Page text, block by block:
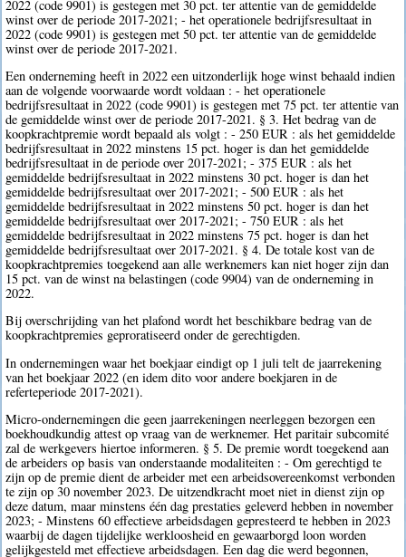
2022 (code 9901) is gestegen met 30 pct. ter attentie van de gemiddelde
winst over de periode 2017-2021; - het operationele bedrijfsresultaat in
2022 (code 9901) is gestegen met 50 pct. ter attentie van de gemiddelde
winst over de periode 2017-2021.
Een onderneming heeft in 2022 een uitzonderlijk hoge winst behaald indien
aan de volgende voorwaarde wordt voldaan : - het operationele
bedrijfsresultaat in 2022 (code 9901) is gestegen met 75 pct. ter attentie van
de gemiddelde winst over de periode 2017-2021. § 3. Het bedrag van de
koopkrachtpremie wordt bepaald als volgt : - 250 EUR : als het gemiddelde
bedrijfsresultaat in 2022 minstens 15 pct. hoger is dan het gemiddelde
bedrijfsresultaat in de periode over 2017-2021; - 375 EUR : als het
gemiddelde bedrijfsresultaat in 2022 minstens 30 pct. hoger is dan het
gemiddelde bedrijfsresultaat over 2017-2021; - 500 EUR : als het
gemiddelde bedrijfsresultaat in 2022 minstens 50 pct. hoger is dan het
gemiddelde bedrijfsresultaat over 2017-2021; - 750 EUR : als het
gemiddelde bedrijfsresultaat in 2022 minstens 75 pct. hoger is dan het
gemiddelde bedrijfsresultaat over 2017-2021. § 4. De totale kost van de
koopkrachtpremies toegekend aan alle werknemers kan niet hoger zijn dan
15 pct. van de winst na belastingen (code 9904) van de onderneming in
2022.
Bij overschrijding van het plafond wordt het beschikbare bedrag van de
koopkrachtpremies geproratiseerd onder de gerechtigden.
In ondernemingen waar het boekjaar eindigt op 1 juli telt de jaarrekening
van het boekjaar 2022 (en idem dito voor andere boekjaren in de
referteperiode 2017-2021).
Micro-ondernemingen die geen jaarrekeningen neerleggen bezorgen een
boekhoudkundig attest op vraag van de werknemer. Het paritair subcomité
zal de werkgevers hiertoe informeren. § 5. De premie wordt toegekend aan
de arbeiders op basis van onderstaande modaliteiten : - Om gerechtigd te
zijn op de premie dient de arbeider met een arbeidsovereenkomst verbonden
te zijn op 30 november 2023. De uitzendkracht moet niet in dienst zijn op
deze datum, maar minstens één dag prestaties geleverd hebben in november
2023; - Minstens 60 effectieve arbeidsdagen gepresteerd te hebben in 2023
waarbij de dagen tijdelijke werkloosheid en gewaarborgd loon worden
gelijkgesteld met effectieve arbeidsdagen. Een dag die werd begonnen,